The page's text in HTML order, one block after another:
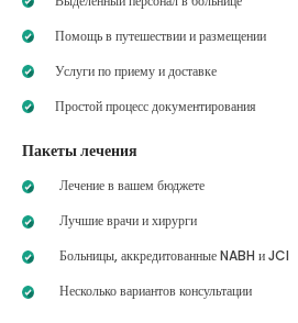
Помощь в путешествии и размещении
Услуги по приему и доставке
Простой процесс документирования
Пакеты лечения
Лечение в вашем бюджете
Лучшие врачи и хирурги
Больницы, аккредитованные NABH и JCI
Несколько вариантов консультации